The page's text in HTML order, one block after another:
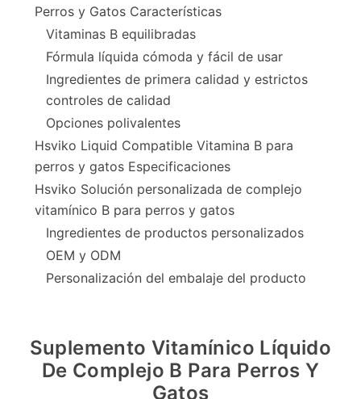
Perros y Gatos Características
Vitaminas B equilibradas
Fórmula líquida cómoda y fácil de usar
Ingredientes de primera calidad y estrictos
controles de calidad
Opciones polivalentes
Hsviko Liquid Compatible Vitamina B para
perros y gatos Especificaciones
Hsviko Solución personalizada de complejo
vitamínico B para perros y gatos
Ingredientes de productos personalizados
OEM y ODM
Personalización del embalaje del producto
Suplemento Vitamínico Líquido
De Complejo B Para Perros Y
Gatos